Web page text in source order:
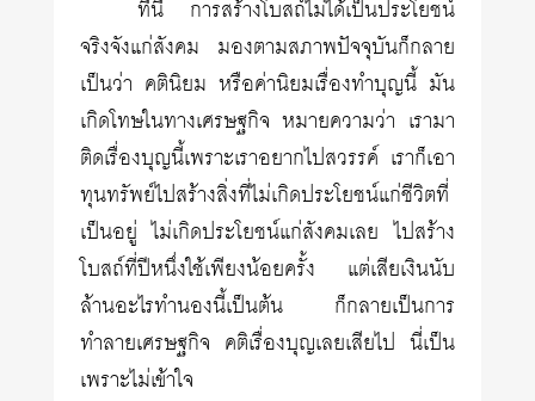
ทีนี้ การสร้างโบสถ์ไม่ได้เป็นประโยชน์
จริงจังแก่สังคม มองตามสภาพปัจจุบันก็กลาย
เป็นว่า คตินิยม หรือค่านิยมเรื่องทำบุญนี้ มัน
เกิดโทษในทางเศรษฐกิจ หมายความว่า เรามา
ติดเรื่องบุญนี้เพราะเราอยากไปสวรรค์ เราก็เอา
ทุนทรัพย์ไปสร้างสิ่งที่ไม่เกิดประโยชน์แก่ชีวิตที่
เป็นอยู่ ไม่เกิดประโยชน์แก่สังคมเลย ไปสร้าง
โบสถ์ที่ปีหนึ่งใช้เพียงน้อยครั้ง แต่เสียเงินนับ
ล้านอะไรทำนองนี้เป็นต้น ก็กลายเป็นการ
ทำลายเศรษฐกิจ คติเรื่องบุญเลยเสียไป นี่เป็น
เพราะไม่เข้าใจ